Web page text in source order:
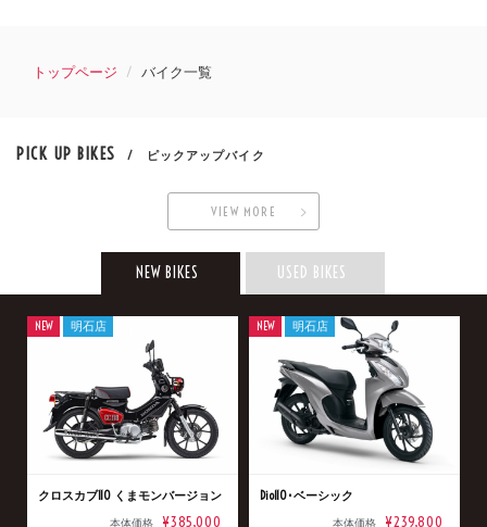
トップページ バイク一覧
PICK UP BIKES / ピックアップバイク
VIEW MORE
NEW BIKES USED BIKES
クロスカブ110 くまモンバージョン
本体価格 ¥385,000
NEW 明石店
Dio110･ベーシック
本体価格 ¥239,800
NEW 明石店